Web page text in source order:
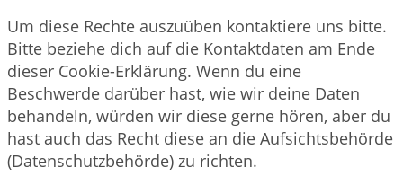
Um diese Rechte auszuüben kontaktiere uns bitte.
Bitte beziehe dich auf die Kontaktdaten am Ende
dieser Cookie-Erklärung. Wenn du eine
Beschwerde darüber hast, wie wir deine Daten
behandeln, würden wir diese gerne hören, aber du
hast auch das Recht diese an die Aufsichtsbehörde
(Datenschutzbehörde) zu richten.